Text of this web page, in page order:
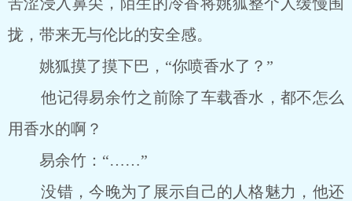
拢，带来无与伦比的安全感。
姚狐摸了摸下巴，“你喷香水了？”
他记得易余竹之前除了车载香水，都不怎么
用香水的啊？
易余竹：“……”
没错，今晚为了展示自己的人格魅力，他还